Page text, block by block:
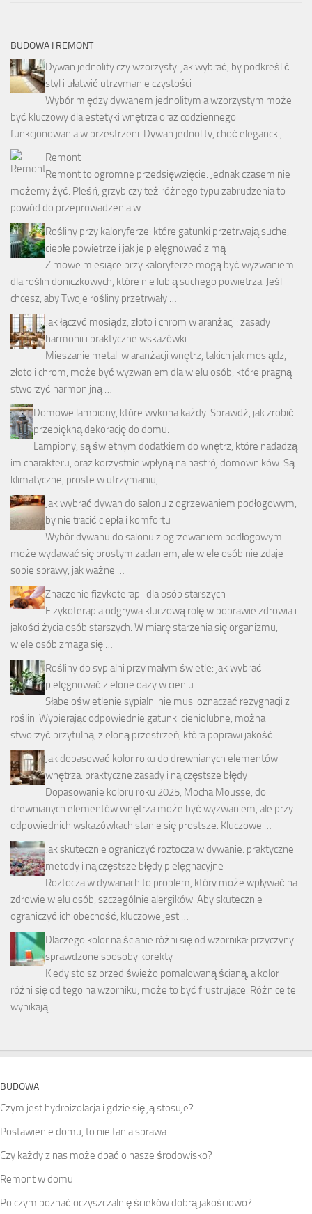
BUDOWA I REMONT
Dywan jednolity czy wzorzysty: jak wybrać, by podkreślić
styl i ułatwić utrzymanie czystości
Wybór między dywanem jednolitym a wzorzystym może
być kluczowy dla estetyki wnętrza oraz codziennego
funkcjonowania w przestrzeni. Dywan jednolity, choć elegancki, …
Remont
Remont to ogromne przedsięwzięcie. Jednak czasem nie
możemy żyć. Pleśń, grzyb czy też różnego typu zabrudzenia to
powód do przeprowadzenia w …
Rośliny przy kaloryferze: które gatunki przetrwają suche,
ciepłe powietrze i jak je pielęgnować zimą
Zimowe miesiące przy kaloryferze mogą być wyzwaniem
dla roślin doniczkowych, które nie lubią suchego powietrza. Jeśli
chcesz, aby Twoje rośliny przetrwały …
Jak łączyć mosiądz, złoto i chrom w aranżacji: zasady
harmonii i praktyczne wskazówki
Mieszanie metali w aranżacji wnętrz, takich jak mosiądz,
złoto i chrom, może być wyzwaniem dla wielu osób, które pragną
stworzyć harmonijną …
Domowe lampiony, które wykona każdy. Sprawdź, jak zrobić
przepiękną dekorację do domu.
Lampiony, są świetnym dodatkiem do wnętrz, które nadadzą
im charakteru, oraz korzystnie wpłyną na nastrój domowników. Są
klimatyczne, proste w utrzymaniu, …
Jak wybrać dywan do salonu z ogrzewaniem podłogowym,
by nie tracić ciepła i komfortu
Wybór dywanu do salonu z ogrzewaniem podłogowym
może wydawać się prostym zadaniem, ale wiele osób nie zdaje
sobie sprawy, jak ważne …
Znaczenie fizykoterapii dla osób starszych
Fizykoterapia odgrywa kluczową rolę w poprawie zdrowia i
jakości życia osób starszych. W miarę starzenia się organizmu,
wiele osób zmaga się …
Rośliny do sypialni przy małym świetle: jak wybrać i
pielęgnować zielone oazy w cieniu
Słabe oświetlenie sypialni nie musi oznaczać rezygnacji z
roślin. Wybierając odpowiednie gatunki cieniolubne, można
stworzyć przytulną, zieloną przestrzeń, która poprawi jakość …
Jak dopasować kolor roku do drewnianych elementów
wnętrza: praktyczne zasady i najczęstsze błędy
Dopasowanie koloru roku 2025, Mocha Mousse, do
drewnianych elementów wnętrza może być wyzwaniem, ale przy
odpowiednich wskazówkach stanie się prostsze. Kluczowe …
Jak skutecznie ograniczyć roztocza w dywanie: praktyczne
metody i najczęstsze błędy pielęgnacyjne
Roztocza w dywanach to problem, który może wpływać na
zdrowie wielu osób, szczególnie alergików. Aby skutecznie
ograniczyć ich obecność, kluczowe jest …
Dlaczego kolor na ścianie różni się od wzornika: przyczyny i
sprawdzone sposoby korekty
Kiedy stoisz przed świeżo pomalowaną ścianą, a kolor
różni się od tego na wzorniku, może to być frustrujące. Różnice te
wynikają …
BUDOWA
Czym jest hydroizolacja i gdzie się ją stosuje?
Postawienie domu, to nie tania sprawa.
Czy każdy z nas może dbać o nasze środowisko?
Remont w domu
Po czym poznać oczyszczalnię ścieków dobrą jakościowo?